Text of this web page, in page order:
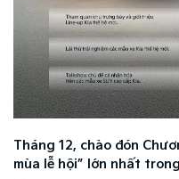
Tháng 12, chào đón
mùa lễ hội” lớn nhất